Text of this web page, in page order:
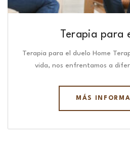
Terapia para
Terapia para el duelo Home
vida, nos enfrentamos a
MÁS